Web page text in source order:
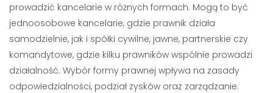
prowadzić kancelarie w różnych formach. Mogą to być
jednoosobowe kancelarie, gdzie prawnik działa
samodzielnie, jak i spółki cywilne, jawne, partnerskie czy
komandytowe, gdzie kilku prawników wspólnie prowadzi
działalność. Wybór formy prawnej wpływa na zasady
odpowiedzialności, podział zysków oraz zarządzanie.